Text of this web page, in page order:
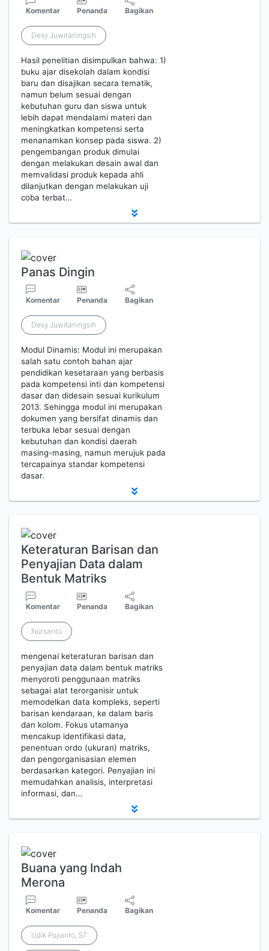
Komentar Penanda Bagikan
Desy Juwitaningsih
Hasil penelitian disimpulkan bahwa: 1)
buku ajar disekolah dalam kondisi
baru dan disajikan secara tematik,
namun belum sesuai dengan
kebutuhan guru dan siswa untuk
lebih dapat mendalami materi dan
meningkatkan kompetensi serta
menanamkan konsep pada siswa. 2)
pengembangan produk dimulai
dengan melakukan desain awal dan
memvalidasi produk kepada ahli
dilanjutkan dengan melakukan uji
coba terbat…
Panas Dingin
Komentar Penanda Bagikan
Desy Juwitaningsih
Modul Dinamis: Modul ini merupakan
salah satu contoh bahan ajar
pendidikan kesetaraan yang berbasis
pada kompetensi inti dan kompetensi
dasar dan didesain sesuai kurikulum
2013. Sehingga modul ini merupakan
dokumen yang bersifat dinamis dan
terbuka lebar sesuai dengan
kebutuhan dan kondisi daerah
masing-masing, namun merujuk pada
tercapainya standar kompetensi
dasar.
Keteraturan Barisan dan
Penyajian Data dalam
Bentuk Matriks
Komentar Penanda Bagikan
Nursanto
mengenai keteraturan barisan dan
penyajian data dalam bentuk matriks
menyoroti penggunaan matriks
sebagai alat terorganisir untuk
memodelkan data kompleks, seperti
barisan kendaraan, ke dalam baris
dan kolom. Fokus utamanya
mencakup identifikasi data,
penentuan ordo (ukuran) matriks,
dan pengorganisasian elemen
berdasarkan kategori. Penyajian ini
memudahkan analisis, interpretasi
informasi, dan…
Buana yang Indah
Merona
Komentar Penanda Bagikan
Udik Pujianto, ST